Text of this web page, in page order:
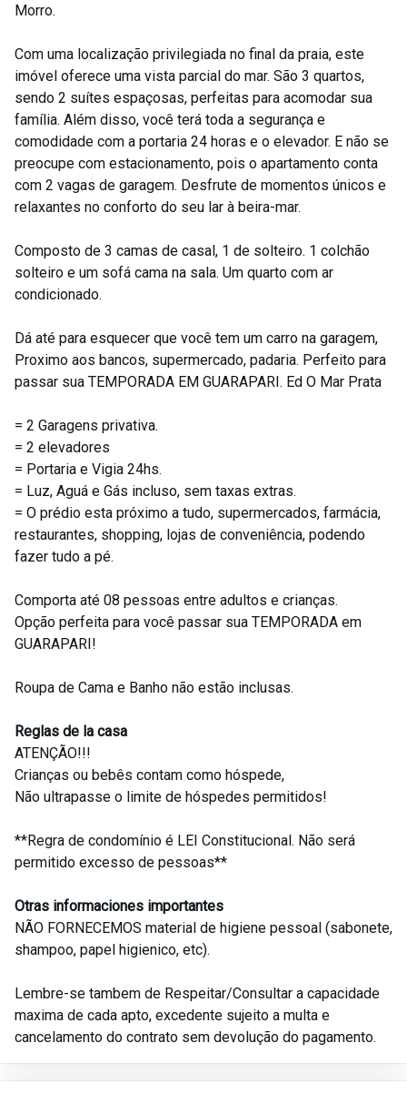
Morro.
Com uma localização privilegiada no final da praia, este
imóvel oferece uma vista parcial do mar. São 3 quartos,
sendo 2 suítes espaçosas, perfeitas para acomodar sua
família. Além disso, você terá toda a segurança e
comodidade com a portaria 24 horas e o elevador. E não se
preocupe com estacionamento, pois o apartamento conta
com 2 vagas de garagem. Desfrute de momentos únicos e
relaxantes no conforto do seu lar à beira-mar.
Composto de 3 camas de casal, 1 de solteiro. 1 colchão
solteiro e um sofá cama na sala. Um quarto com ar
condicionado.
Dá até para esquecer que você tem um carro na garagem,
Proximo aos bancos, supermercado, padaria. Perfeito para
passar sua TEMPORADA EM GUARAPARI. Ed O Mar Prata
= 2 Garagens privativa.
= 2 elevadores
= Portaria e Vigia 24hs.
= Luz, Aguá e Gás incluso, sem taxas extras.
= O prédio esta próximo a tudo, supermercados, farmácia,
restaurantes, shopping, lojas de conveniência, podendo
fazer tudo a pé.
Comporta até 08 pessoas entre adultos e crianças.
Opção perfeita para você passar sua TEMPORADA em
GUARAPARI!
Roupa de Cama e Banho não estão inclusas.
Reglas de la casa
ATENÇÃO!!!
Crianças ou bebês contam como hóspede,
Não ultrapasse o limite de hóspedes permitidos!
**Regra de condomínio é LEI Constitucional. Não será
permitido excesso de pessoas**
Otras informaciones importantes
NÃO FORNECEMOS material de higiene pessoal (sabonete,
shampoo, papel higienico, etc).
Lembre-se tambem de Respeitar/Consultar a capacidade
maxima de cada apto, excedente sujeito a multa e
cancelamento do contrato sem devolução do pagamento.